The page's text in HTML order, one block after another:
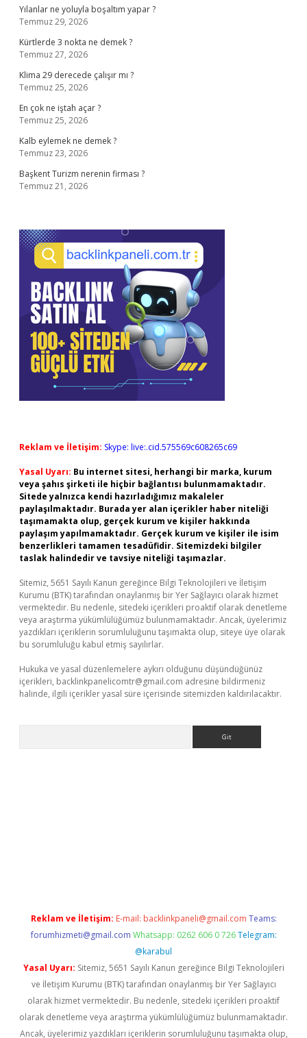
Yılanlar ne yoluyla boşaltım yapar ?
Temmuz 29, 2026
Kürtlerde 3 nokta ne demek ?
Temmuz 27, 2026
Klima 29 derecede çalışır mı ?
Temmuz 25, 2026
En çok ne iştah açar ?
Temmuz 25, 2026
Kalb eylemek ne demek ?
Temmuz 23, 2026
Başkent Turizm nerenin firması ?
Temmuz 21, 2026
Reklam ve İletişim: Skype: live:.cid.575569c608265c69
Yasal Uyarı: Bu internet sitesi, herhangi bir marka, kurum
veya şahıs şirketi ile hiçbir bağlantısı bulunmamaktadır.
Sitede yalnızca kendi hazırladığımız makaleler
paylaşılmaktadır. Burada yer alan içerikler haber niteliği
taşımamakta olup, gerçek kurum ve kişiler hakkında
paylaşım yapılmamaktadır. Gerçek kurum ve kişiler ile isim
benzerlikleri tamamen tesadüfidir. Sitemizdeki bilgiler
taslak halindedir ve tavsiye niteliği taşımazlar.
Sitemiz, 5651 Sayılı Kanun gereğince Bilgi Teknolojileri ve İletişim
Kurumu (BTK) tarafından onaylanmış bir Yer Sağlayıcı olarak hizmet
vermektedir. Bu nedenle, sitedeki içerikleri proaktif olarak denetleme
veya araştırma yükümlülüğümüz bulunmamaktadır. Ancak, üyelerimiz
yazdıkları içeriklerin sorumluluğunu taşımakta olup, siteye üye olarak
bu sorumluluğu kabul etmiş sayılırlar.
Hukuka ve yasal düzenlemelere aykırı olduğunu düşündüğünüz
içerikleri, backlinkpanelicomtr@gmail.com adresine bildirmeniz
halinde, ilgili içerikler yasal süre içerisinde sitemizden kaldırılacaktır.
Reklam ve İletişim: E-mail: backlinkpaneli@gmail.com Teams:
forumhizmeti@gmail.com Whatsapp: 0262 606 0 726 Telegram:
@karabul
Yasal Uyarı: Sitemiz, 5651 Sayılı Kanun gereğince Bilgi Teknolojileri
ve İletişim Kurumu (BTK) tarafından onaylanmış bir Yer Sağlayıcı
olarak hizmet vermektedir. Bu nedenle, sitedeki içerikleri proaktif
olarak denetleme veya araştırma yükümlülüğümüz bulunmamaktadır.
Ancak, üyelerimiz yazdıkları içeriklerin sorumluluğunu taşımakta olup,